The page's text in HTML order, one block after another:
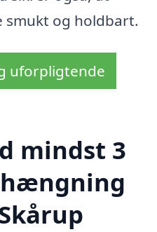
smukt og holdbart.
uforpligtende
mindst 3